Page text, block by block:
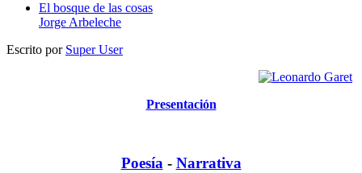
El bosque de las cosas
Jorge Arbeleche
Escrito por Super User
Presentación
Poesía - Narrativa